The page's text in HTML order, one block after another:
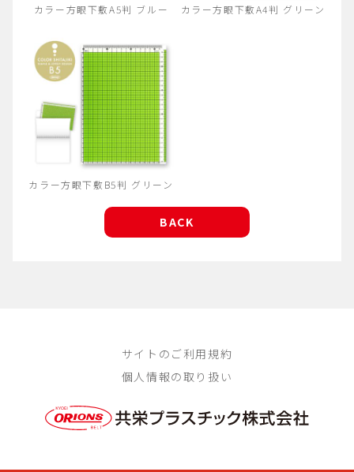
カラー方眼下敷A5判 ブルー カラー方眼下敷A4判 グリーン
カラー方眼下敷B5判 グリーン
BACK
サイトのご利用規約
個人情報の取り扱い